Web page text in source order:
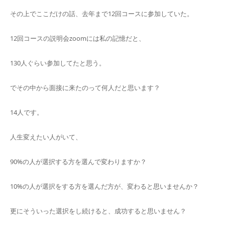
その上でここだけの話、去年まで12回コースに参加していた。
12回コースの説明会zoomには私の記憶だと、
130人ぐらい参加してたと思う。
でその中から面接に来たのって何人だと思います？
14人です。
人生変えたい人がいて、
90%の人が選択する方を選んで変わりますか？
10%の人が選択をする方を選んだ方が、変わると思いませんか？
更にそういった選択をし続けると、成功すると思いません？